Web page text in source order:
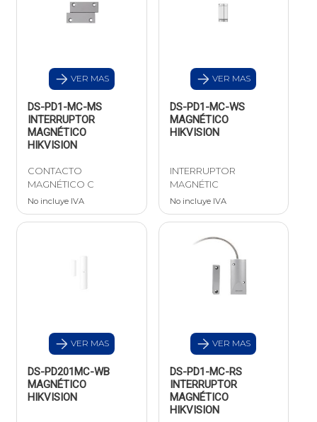
VER MAS
DS-PD1-MC-MS
INTERRUPTOR
MAGNÉTICO
HIKVISION
CONTACTO
MAGNÉTICO C
No incluye IVA
VER MAS
DS-PD1-MC-WS
MAGNÉTICO
HIKVISION
INTERRUPTOR
MAGNÉTIC
No incluye IVA
VER MAS
DS-PD201MC-WB
MAGNÉTICO
HIKVISION
VER MAS
DS-PD1-MC-RS
INTERRUPTOR
MAGNÉTICO
HIKVISION